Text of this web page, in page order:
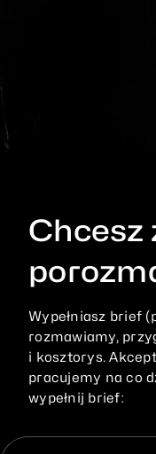
Chcesz
Wypełniasz brief
rozmawiamy,
i kosztorys.
pracujemy na co
wypełnij brief: